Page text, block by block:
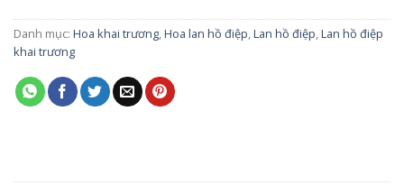
Danh mục: Hoa khai trương,Hoa lan hồ điệp,Lan hồ điệp,Lan hồ điệp
khai trương